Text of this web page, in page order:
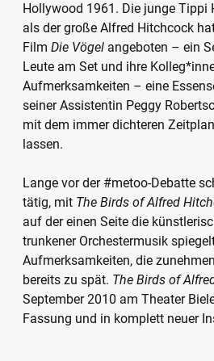
Hollywood 1961. Die junge Tippi
als der große Alfred Hitchcock
Film Die Vögel angeboten – ein
Leute am Set und ihre
Aufmerksamkeiten – eine
seiner Assistentin Peggy
mit dem immer dichteren
lassen.
Lange vor der #metoo-Debatte
tätig, mit The Birds of Alfred
auf der einen Seite die
trunkener Orchestermusik
Aufmerksamkeiten, die
bereits zu spät. The Birds of
September 2010 am Theater
Fassung und in komplett neuer